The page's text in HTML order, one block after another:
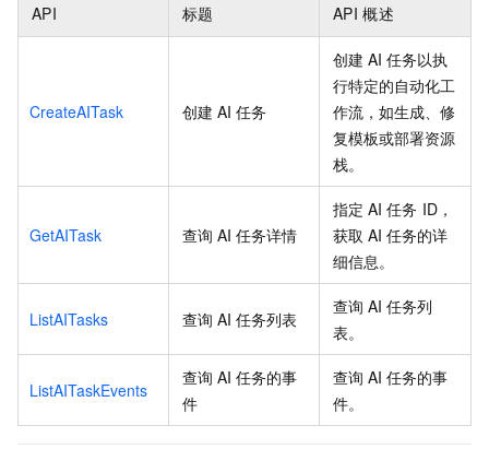
API 标题 API 概述
CreateAITask 创建 AI 任务
创建 AI 任务以执
行特定的自动化工
作流，如生成、修
复模板或部署资源
栈。
GetAITask 查询 AI 任务详情
指定 AI 任务 ID，
获取 AI 任务的详
细信息。
ListAITasks 查询 AI 任务列表
查询 AI 任务列
表。
ListAITaskEvents
查询 AI 任务的事
件
查询 AI 任务的事
件。